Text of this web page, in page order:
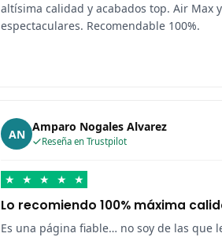
altísima calidad y acabados top. Air Max
espectaculares. Recomendable 100%.
AN Amparo Nogales Alvarez
Reseña en Trustpilot
★ ★ ★ ★ ★
Lo recomiendo 100% máxima
Es una página fiable… no soy de las que